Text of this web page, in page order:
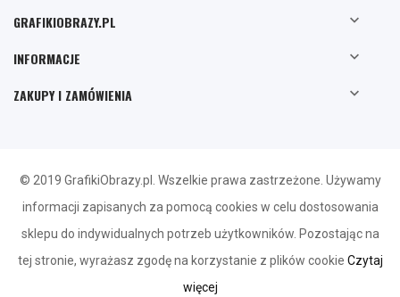
GRAFIKIOBRAZY.PL 
INFORMACJE 
ZAKUPY I ZAMÓWIENIA 
© 2019 GrafikiObrazy.pl. Wszelkie prawa zastrzeżone. Używamy
informacji zapisanych za pomocą cookies w celu dostosowania
sklepu do indywidualnych potrzeb użytkowników. Pozostając na
tej stronie, wyrażasz zgodę na korzystanie z plików cookie Czytaj
więcej